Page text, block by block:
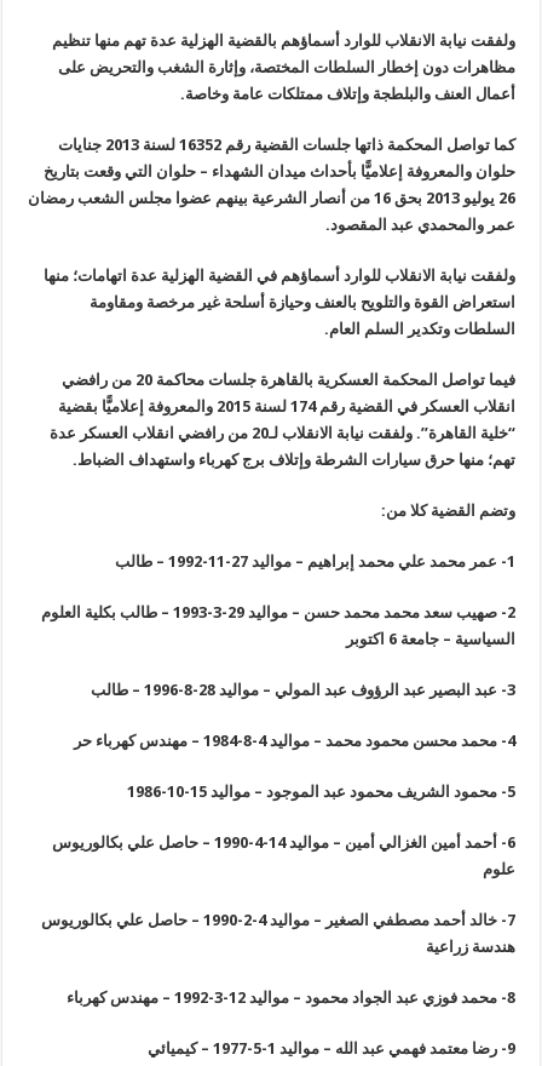
ولفقت نيابة الانقلاب للوارد أسماؤهم بالقضية الهزلية عدة تهم منها تنظيم
مظاهرات دون إخطار السلطات المختصة، وإثارة الشغب والتحريض على
أعمال العنف والبلطجة وإتلاف ممتلكات عامة وخاصة.
كما تواصل المحكمة ذاتها جلسات القضية رقم 16352 لسنة 2013 جنايات
حلوان والمعروفة إعلاميًّا بأحداث ميدان الشهداء – حلوان التي وقعت بتاريخ
26
يوليو 2013 بحق 16 من أنصار الشرعية بينهم عضوا مجلس الشعب رمضان
عمر والمحمدي عبد المقصود.
ولفقت نيابة الانقلاب للوارد أسماؤهم في القضية الهزلية عدة اتهامات؛ منها
استعراض القوة والتلويح بالعنف وحيازة أسلحة غير مرخصة ومقاومة
السلطات وتكدير السلم العام.
فيما تواصل المحكمة العسكرية بالقاهرة جلسات محاكمة 20 من رافضي
انقلاب العسكر في القضية رقم 174 لسنة 2015 والمعروفة إعلاميًّا بقضية
“
خلية القاهرة”. ولفقت نيابة الانقلاب لـ20 من رافضي انقلاب العسكر عدة
تهم؛ منها حرق سيارات الشرطة وإتلاف برج كهرباء واستهداف الضباط.
وتضم القضية كلا من:
1- عمر محمد علي محمد إبراهيم – مواليد 27-11-1992 – طالب
2-
صهيب سعد محمد محمد حسن – مواليد 29-3-1993 – طالب بكلية العلوم
السياسية – جامعة 6 اكتوبر
3- عبد البصير عبد الرؤوف عبد المولي – مواليد 28-8-1996 – طالب
4- محمد محسن محمود محمد – مواليد 4-8-1984 – مهندس كهرباء حر
5- محمود الشريف محمود عبد الموجود – مواليد 15-10-1986
6-
أحمد أمين الغزالي أمين – مواليد 14-4-1990 – حاصل علي بكالوريوس
علوم
7-
خالد أحمد مصطفي الصغير – مواليد 4-2-1990 – حاصل علي بكالوريوس
هندسة زراعية
8- محمد فوزي عبد الجواد محمود – مواليد 12-3-1992 – مهندس كهرباء
9- رضا معتمد فهمي عبد الله – مواليد 1-5-1977 – كيميائي